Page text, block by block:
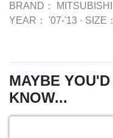
BRAND：
MITSUBISHI
YEAR：
'07-'13 · SIZE：
MAYBE
KNOW...